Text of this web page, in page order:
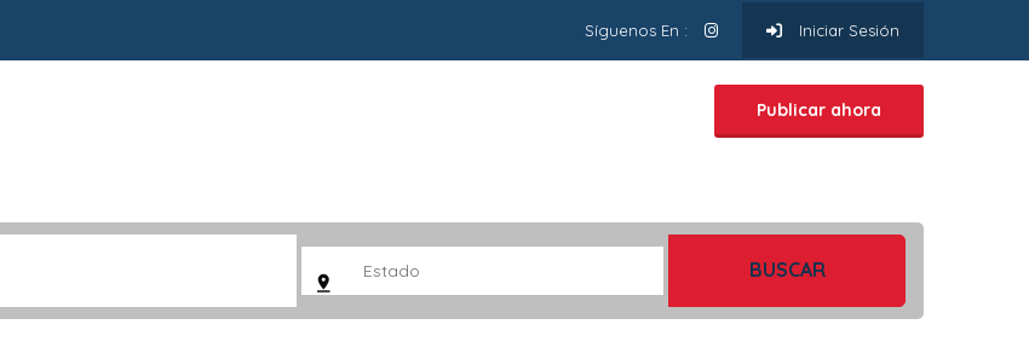
Iniciar Sesión
Síguenos En :
Publicar ahora
BUSCAR